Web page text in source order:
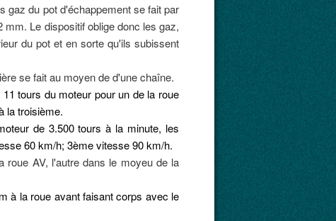
gaz du pot d'échappement se fait par
Le dispositif oblige donc les gaz,
du pot et en sorte qu'ils subissent
se fait au moyen de d'une chaîne.
tours du moteur pour un de la roue
la troisième.
de 3.500 tours à la minute, les
60 km/h; 3ème vitesse 90 km/h.
roue AV, l'autre dans le moyeu de la
à la roue avant faisant corps avec le